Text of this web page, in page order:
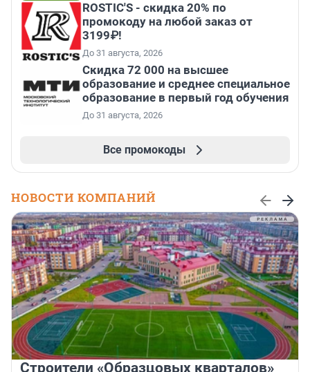
ROSTIC'S - скидка 20% по
промокоду на любой заказ от
3199₽!
До 31 августа, 2026
Скидка 72 000 на высшее
образование и среднее специальное
образование в первый год обучения
До 31 августа, 2026
Все промокоды
НОВОСТИ КОМПАНИЙ
Строители «Образцовых кварталов»